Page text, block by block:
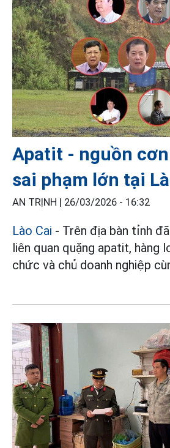
Apatit - nguồn
sai phạm lớn tại
AN TRỊNH | 26/03/2026 - 16:32
Lào Cai - Trên địa bàn tỉnh
liên quan quặng apatit, hàng
chức và chủ doanh nghiệp